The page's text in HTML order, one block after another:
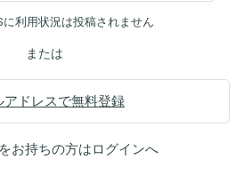
利用状況は投稿されません
または
アドレスで無料登録
お持ちの方はログインへ